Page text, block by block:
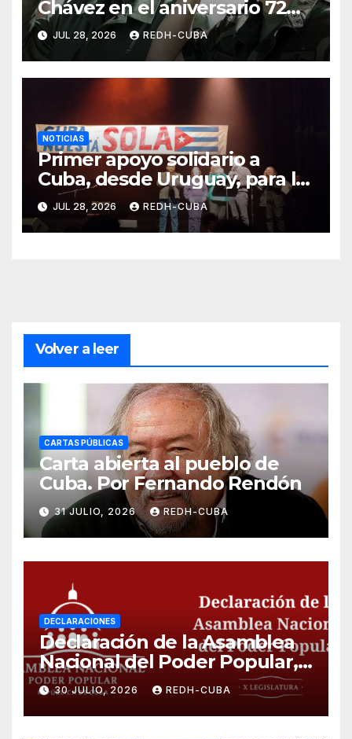
Chávez en el aniversario 72
de su natalicio. ( Video)
JUL 28, 2026 REDH-CUBA
NOTICIAS
Primer apoyo solidario a
Cuba, desde Uruguay, para la
instalación de paneles
fotovoltaicos
JUL 28, 2026 REDH-CUBA
Volver a leer
CARTAS PÚBLICAS
Carta abierta al pueblo de
Cuba. Por Fernando Rendón
31 JULIO, 2026 REDH-CUBA
DECLARACIONES
Declaración de la Asamblea
Nacional del Poder Popular,
¡Cesen el cerco energético y
el castigo colectivo al pueblo
cubano!
30 JULIO, 2026 REDH-CUBA